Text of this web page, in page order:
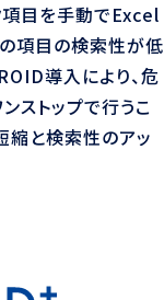
項目を手動でExcel
項目の検索性が低
導入により、危
ストップで行うこ
縮と検索性のアッ